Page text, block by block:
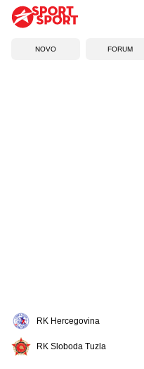
NOVO FORUM
RK Hercegovina
RK Sloboda Tuzla